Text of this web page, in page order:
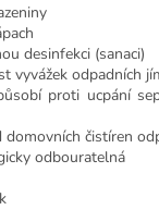
desinfekci (sanaci)
vyvážek odpadních
proti ucpání
domovních čistíren
odbouratelná